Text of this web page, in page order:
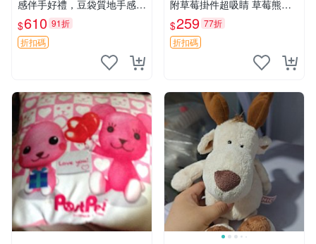
感伴手好禮，豆袋質地手感
佳，抱枕小熊 recom 推薦 白
色豆袋 玩具
$610 91折
折扣碼
附草莓掛件超吸睛 草莓熊手
提包 草莓掛件 可愛portunes
e
$259 77折
折扣碼